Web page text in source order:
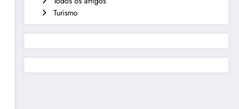
Turismo